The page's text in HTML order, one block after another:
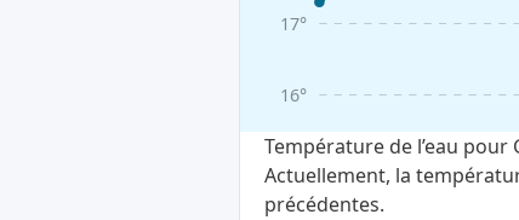
16°
17°
Température de l’eau
Actuellement, la
précédentes.